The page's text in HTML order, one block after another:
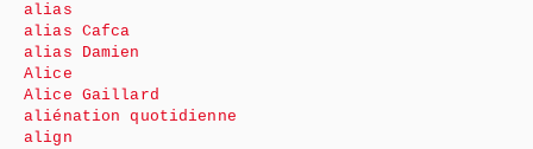
alias
alias Cafca
alias Damien
Alice
Alice Gaillard
aliénation quotidienne
align